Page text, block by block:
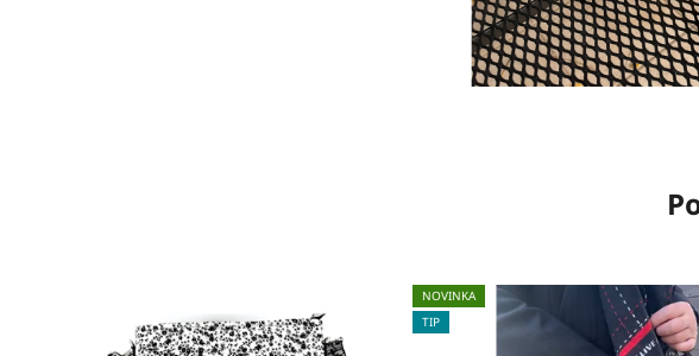
NOVINKA
TIP